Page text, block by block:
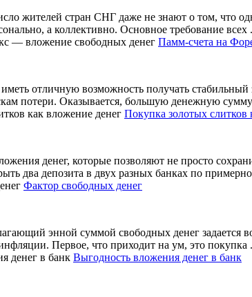
жителей стран СНГ даже не знают о том, что
а коллективно. Основное требование всех
Памм-счета на
отличную возможность получать
потери. Оказывается, большую денежную
Покупка золотых слитков
денег, которые позволяют не просто
два депозита в двух разных банках по
Фактор свободных денег
энной суммой свободных денег задается
Первое, что приходит на ум, это покупка
Выгодность вложения денег в банк